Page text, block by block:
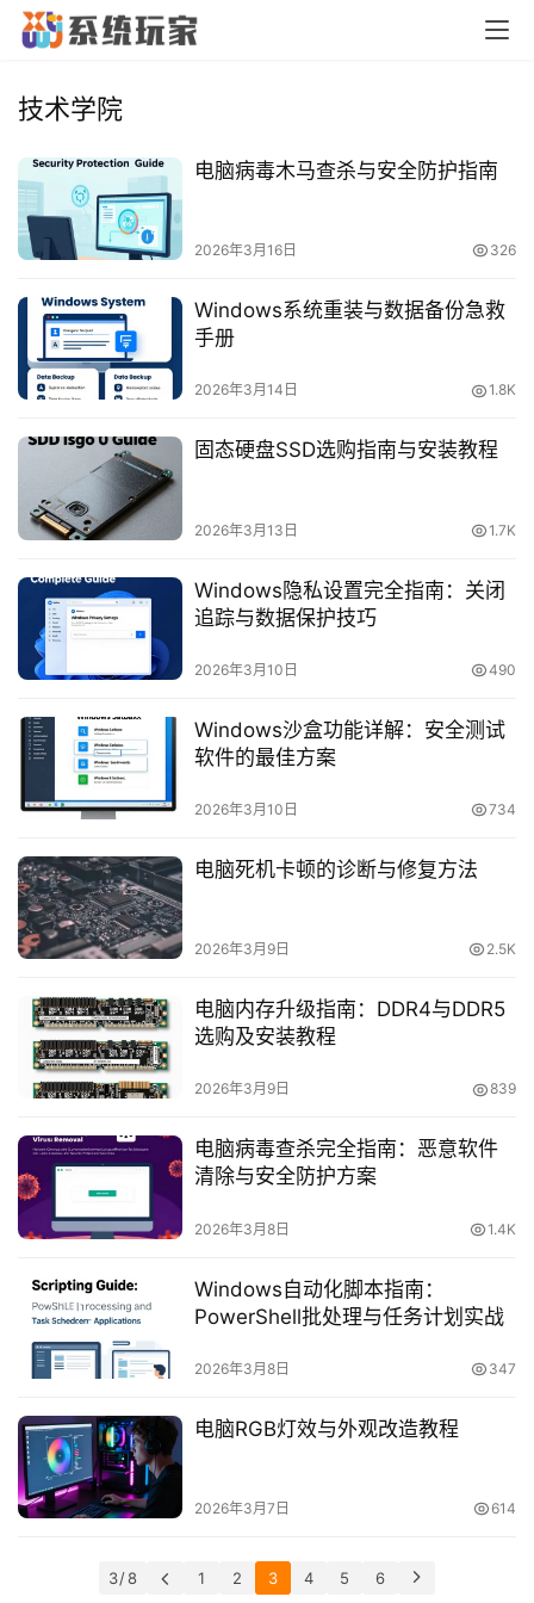
首
子
囊
纯
净
跨
境
电
系
统
机
工
教
程
院
登录
技术学院
电脑病毒木马查杀与安全防护指南
2026年3月16日 326
Windows系统重装与数据备份急救
手册
2026年3月14日 1.8K
固态硬盘SSD选购指南与安装教程
2026年3月13日 1.7K
Windows隐私设置完全指南：关闭
追踪与数据保护技巧
2026年3月10日 490
Windows沙盒功能详解：安全测试
软件的最佳方案
2026年3月10日 734
电脑死机卡顿的诊断与修复方法
2026年3月9日 2.5K
电脑内存升级指南：DDR4与DDR5
选购及安装教程
2026年3月9日 839
电脑病毒查杀完全指南：恶意软件
清除与安全防护方案
2026年3月8日 1.4K
Windows自动化脚本指南：
PowerShell批处理与任务计划实战
2026年3月8日 347
电脑RGB灯效与外观改造教程
2026年3月7日 614
3 / 8 1 2 3 4 5 6